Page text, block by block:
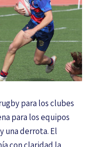
para los clubes
para los equipos
una derrota. El